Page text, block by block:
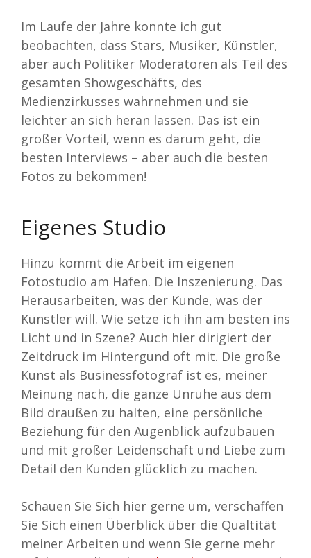
Im Laufe der Jahre konnte ich gut
beobachten, dass Stars, Musiker, Künstler,
aber auch Politiker Moderatoren als Teil des
gesamten Showgeschäfts, des
Medienzirkusses wahrnehmen und sie
leichter an sich heran lassen. Das ist ein
großer Vorteil, wenn es darum geht, die
besten Interviews – aber auch die besten
Fotos zu bekommen!
Eigenes Studio
Hinzu kommt die Arbeit im eigenen
Fotostudio am Hafen. Die Inszenierung. Das
Herausarbeiten, was der Kunde, was der
Künstler will. Wie setze ich ihn am besten ins
Licht und in Szene? Auch hier dirigiert der
Zeitdruck im Hintergund oft mit. Die große
Kunst als Businessfotograf ist es, meiner
Meinung nach, die ganze Unruhe aus dem
Bild draußen zu halten, eine persönliche
Beziehung für den Augenblick aufzubauen
und mit großer Leidenschaft und Liebe zum
Detail den Kunden glücklich zu machen.
Schauen Sie Sich hier gerne um, verschaffen
Sie Sich einen Überblick über die Qualtität
meiner Arbeiten und wenn Sie gerne mehr